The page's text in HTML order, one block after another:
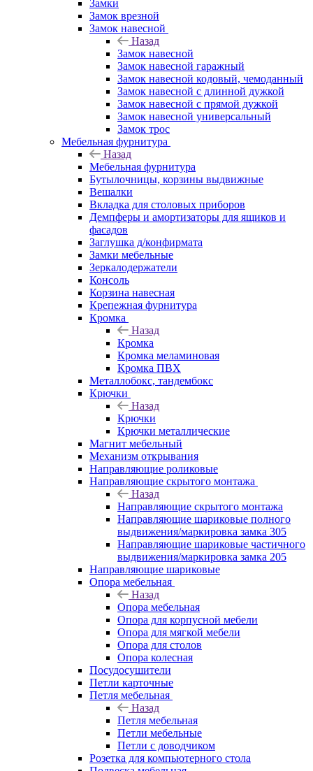
Замки
Замок врезной
Замок навесной
Назад
Замок навесной
Замок навесной гаражный
Замок навесной кодовый, чемоданный
Замок навесной с длинной дужкой
Замок навесной с прямой дужкой
Замок навесной универсальный
Замок трос
Мебельная фурнитура
Назад
Мебельная фурнитура
Бутылочницы, корзины выдвижные
Вешалки
Вкладка для столовых приборов
Демпферы и амортизаторы для ящиков и
фасадов
Заглушка д/конфирмата
Замки мебельные
Зеркалодержатели
Консоль
Корзина навесная
Крепежная фурнитура
Кромка
Назад
Кромка
Кромка меламиновая
Кромка ПВХ
Металлобокс, тандембокс
Крючки
Назад
Крючки
Крючки металлические
Магнит мебельный
Механизм открывания
Направляющие роликовые
Направляющие скрытого монтажа
Назад
Направляющие скрытого монтажа
Направляющие шариковые полного
выдвижения/маркировка замка 305
Направляющие шариковые частичного
выдвижения/маркировка замка 205
Направляющие шариковые
Опора мебельная
Назад
Опора мебельная
Опора для корпусной мебели
Опора для мягкой мебели
Опора для столов
Опора колесная
Посудосушители
Петли карточные
Петля мебельная
Назад
Петля мебельная
Петли мебельные
Петли с доводчиком
Розетка для компьютерного стола